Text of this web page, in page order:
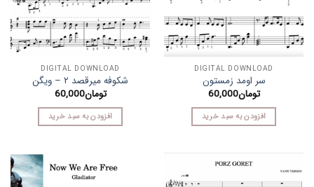
DIGITAL DOWNLOAD
سر اومد زمستون
تومان60,000
افزودن به سبد خرید
DIGITAL DOWNLOAD
شکوفه میرقصد ۲ – ویگن
تومان60,000
افزودن به سبد خرید